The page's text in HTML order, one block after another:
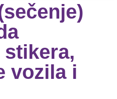
vozila i